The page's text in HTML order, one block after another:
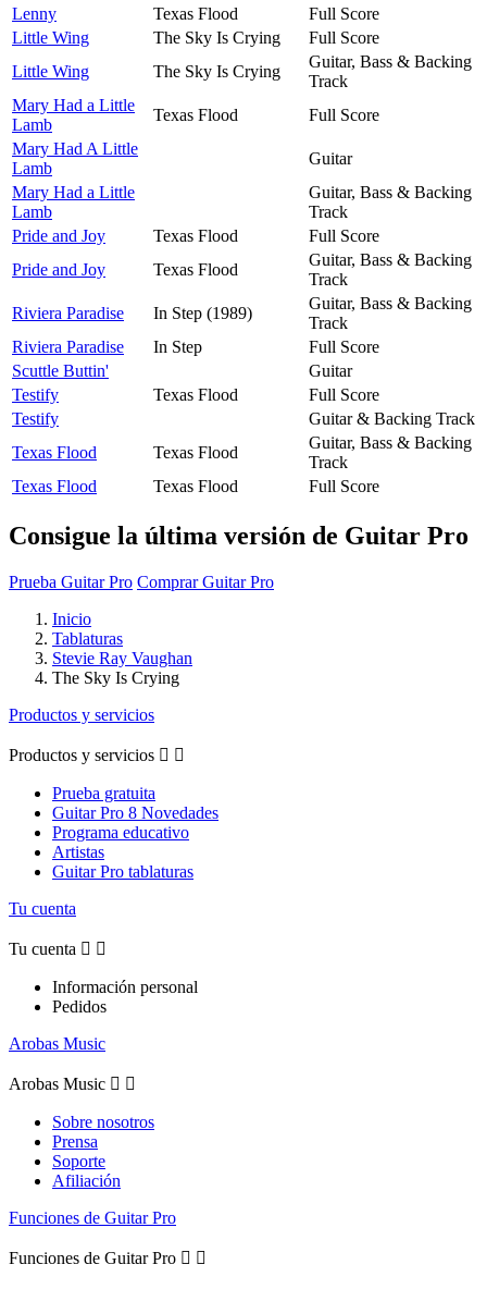
Lenny
Texas Flood
Full Score
Little Wing
The Sky Is Crying
Full Score
Little Wing
The Sky Is Crying
Guitar, Bass & Backing
Track
Mary Had a Little
Lamb
Texas Flood
Full Score
Mary Had A Little
Lamb
Guitar
Mary Had a Little
Lamb
Guitar, Bass & Backing
Track
Pride and Joy
Texas Flood
Full Score
Pride and Joy
Texas Flood
Guitar, Bass & Backing
Track
Riviera Paradise
In Step (1989)
Guitar, Bass & Backing
Track
Riviera Paradise
In Step
Full Score
Scuttle Buttin'
Guitar
Testify
Texas Flood
Full Score
Testify
Guitar & Backing Track
Texas Flood
Texas Flood
Guitar, Bass & Backing
Track
Texas Flood
Texas Flood Full Score
Consigue la última versión de Guitar Pro
Prueba Guitar Pro Comprar Guitar Pro
Inicio
Tablaturas
Stevie Ray Vaughan
The Sky Is Crying
Productos y servicios
Productos y servicios  
Prueba gratuita
Guitar Pro 8 Novedades
Programa educativo
Artistas
Guitar Pro tablaturas
Tu cuenta
Tu cuenta  
Información personal
Pedidos
Arobas Music
Arobas Music  
Sobre nosotros
Prensa
Soporte
Afiliación
Funciones de Guitar Pro
Funciones de Guitar Pro  